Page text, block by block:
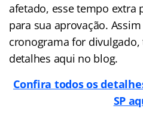
afetado, esse tempo extra
para sua aprovação.
cronograma for
detalhes aqui no blog.
Confira todos os
SP